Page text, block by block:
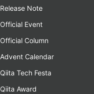
Release Note
Official Event
Official Column
Advent Calendar
Qiita Tech Festa
Qiita Award